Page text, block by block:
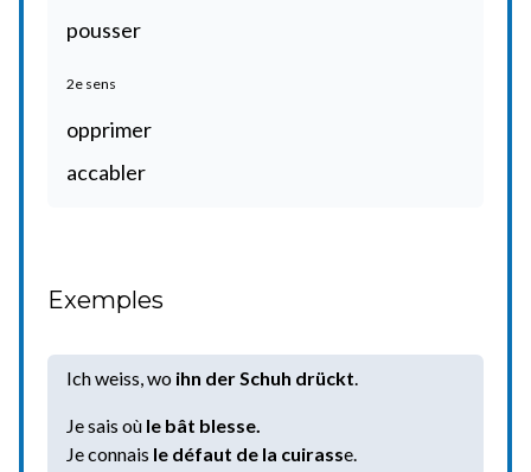
pousser
2e sens
opprimer
accabler
Exemples
Ich weiss, wo ihn der Schuh drückt.
Je sais où le bât blesse.
Je connais le défaut de la cuirasse.